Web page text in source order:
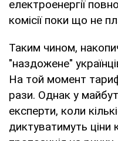
електроенергії
комісії поки що не
Таким чином,
"наздожене"
На той момент
рази. Однак у
експерти, коли
диктуватимуть ціни